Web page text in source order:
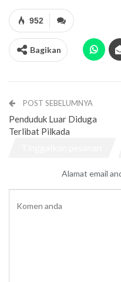
952
Bagikan
POST SEBELUMNYA
Penduduk Luar Diduga
Terlibat Pilkada
Alamat email